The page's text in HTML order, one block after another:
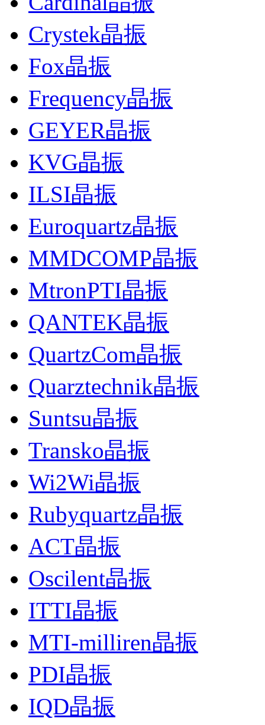
Crystek晶振
Fox晶振
Frequency晶振
GEYER晶振
KVG晶振
ILSI晶振
Euroquartz晶振
MMDCOMP晶振
MtronPTI晶振
QANTEK晶振
QuartzCom晶振
Quarztechnik晶振
Suntsu晶振
Transko晶振
Wi2Wi晶振
Rubyquartz晶振
ACT晶振
Oscilent晶振
ITTI晶振
MTI-milliren晶振
PDI晶振
IQD晶振